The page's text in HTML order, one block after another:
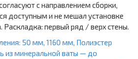
с направлением сборки,
доступным и не мешал установке
первый ряд / верх стены.
50 мм, 1160 мм, Полиэстер
из минеральной ваты — до